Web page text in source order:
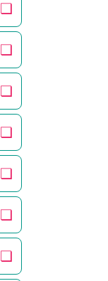
❏
❏
❏
❏
❏
❏
❏